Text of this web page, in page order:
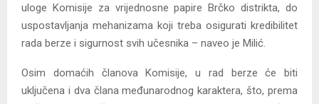
uloge Komisije za vrijednosne papire Brčko distrikta, do
uspostavljanja mehanizama koji treba osigurati kredibilitet
rada berze i sigurnost svih učesnika – naveo je Milić.
Osim domaćih članova Komisije, u rad berze će biti
uključena i dva člana međunarodnog karaktera, što, prema